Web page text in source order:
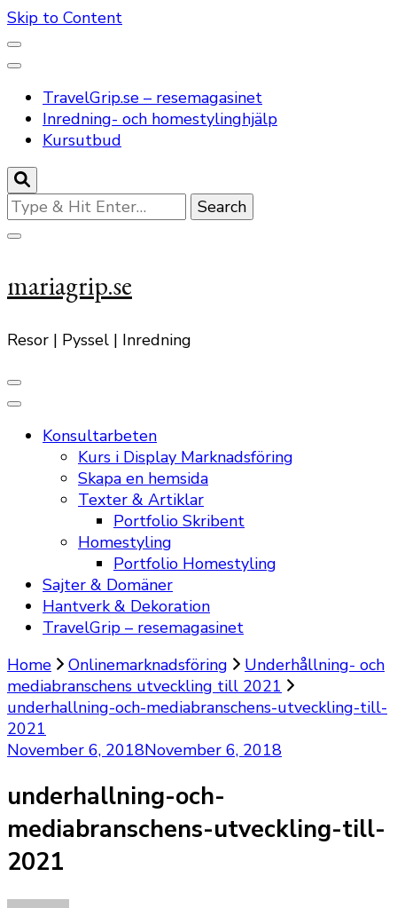
Skip to Content
TravelGrip.se – resemagasinet
Inredning- och homestylinghjälp
Kursutbud
Looking
for
Something?
mariagrip.se
Resor | Pyssel | Inredning
Konsultarbeten
Kurs i Display Marknadsföring
Skapa en hemsida
Texter & Artiklar
Portfolio Skribent
Homestyling
Portfolio Homestyling
Sajter & Domäner
Hantverk & Dekoration
TravelGrip – resemagasinet
Home
Onlinemarknadsföring
Underhållning- och
mediabranschens utveckling till 2021
underhallning-och-mediabranschens-utveckling-till-
2021
November 6, 2018November 6, 2018
underhallning-och-
mediabranschens-utveckling-till-
2021